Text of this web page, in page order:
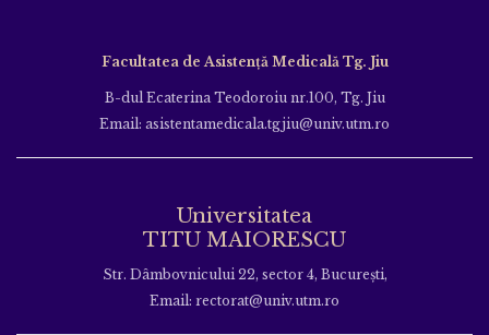
Facultatea de Asistență Medicală Tg. Jiu
B-dul Ecaterina Teodoroiu nr.100, Tg. Jiu
Email: asistentamedicala.tgjiu@univ.utm.ro
Universitatea
TITU MAIORESCU
Str. Dâmbovnicului 22, sector 4, București,
Email: rectorat@univ.utm.ro